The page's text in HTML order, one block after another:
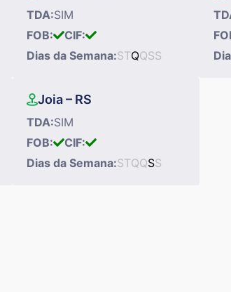
TDA:SIM
FOB:
CIF:
Dias da Semana:STQQSS
Joia – RS
TDA:SIM
FOB:
CIF:
Dias da Semana:STQQSS